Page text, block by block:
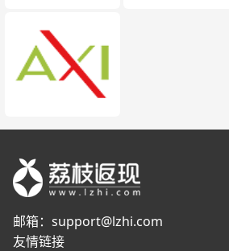
邮箱： support@lzhi.com
友情链接